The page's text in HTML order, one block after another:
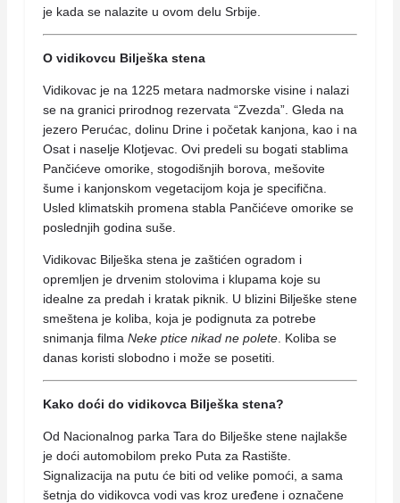
je kada se nalazite u ovom delu Srbije.
O vidikovcu Bilješka stena
Vidikovac je na 1225 metara nadmorske visine i nalazi
se na granici prirodnog rezervata “Zvezda”. Gleda na
jezero Perućac, dolinu Drine i početak kanjona, kao i na
Osat i naselje Klotjevac. Ovi predeli su bogati stablima
Pančićeve omorike, stogodišnjih borova, mešovite
šume i kanjonskom vegetacijom koja je specifična.
Usled klimatskih promena stabla Pančićeve omorike se
poslednjih godina suše.
Vidikovac Bilješka stena je zaštićen ogradom i
opremljen je drvenim stolovima i klupama koje su
idealne za predah i kratak piknik. U blizini Bilješke stene
smeštena je koliba, koja je podignuta za potrebe
snimanja filma Neke ptice nikad ne polete . Koliba se
danas koristi slobodno i može se posetiti.
Kako doći do vidikovca Bilješka stena?
Od Nacionalnog parka Tara do Bilješke stene najlakše
je doći automobilom preko Puta za Rastište.
Signalizacija na putu će biti od velike pomoći, a sama
šetnja do vidikovca vodi vas kroz uređene i označene